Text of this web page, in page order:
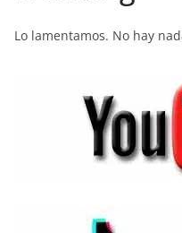
Lo lamentamos. No hay